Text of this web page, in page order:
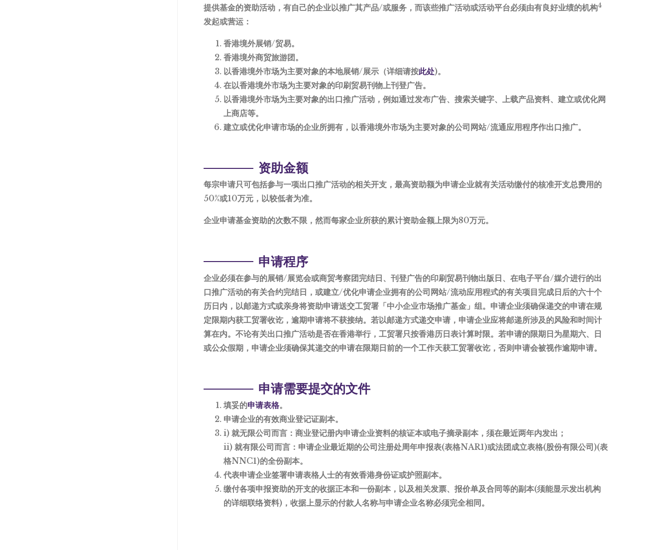
提供基金的资助活动，有自己的企业以推广其产品/或服务，而该些推广活动或活动平台必须由有良好业绩的机构4
发起或营运：
香港境外展销/贸易。
香港境外商贸旅游团。
以香港境外市场为主要对象的本地展销/展示（详细请按此处)。
在以香港境外市场为主要对象的印刷贸易刊物上刊登广告。
以香港境外市场为主要对象的出口推广活动，例如通过发布广告、搜索关键字、上载产品资料、建立或优化网
上商店等。
建立或优化申请市场的企业所拥有，以香港境外市场为主要对象的公司网站/流通应用程序作出口推广。
资助金额
每宗申请只可包括参与一项出口推广活动的相关开支，最高资助额为申请企业就有关活动缴付的核准开支总费用的
50%或10万元，以较低者为准。
企业申请基金资助的次数不限，然而每家企业所获的累计资助金额上限为80万元。
申请程序
企业必须在参与的展销/展览会或商贸考察团完结日、刊登广告的印刷贸易刊物出版日、在电子平台/媒介进行的出
口推广活动的有关合约完结日，或建立/优化申请企业拥有的公司网站/流动应用程式的有关项目完成日后的六十个
历日内，以邮递方式或亲身将资助申请送交工贸署「中小企业市场推广基金」组。申请企业须确保递交的申请在规
定限期内获工贸署收讫，逾期申请将不获接纳。若以邮递方式递交申请，申请企业应将邮递所涉及的风险和时间计
算在内。不论有关出口推广活动是否在香港举行，工贸署只按香港历日表计算时限。若申请的限期日为星期六、日
或公众假期，申请企业须确保其递交的申请在限期日前的一个工作天获工贸署收讫，否则申请会被视作逾期申请。
申请需要提交的文件
填妥的申请表格。
申请企业的有效商业登记证副本。
i) 就无限公司而言：商业登记册内申请企业资料的核证本或电子摘录副本，须在最近两年内发出；
ii) 就有限公司而言：申请企业最近期的公司注册处周年申报表(表格NAR1)或法团成立表格(股份有限公司)(表
格NNC1)的全份副本。
代表申请企业签署申请表格人士的有效香港身份证或护照副本。
缴付各项申报资助的开支的收据正本和一份副本 ，以及相关发票、报价单及合同等的副本(须能显示发出机构
的详细联络资料)，收据上显示的付款人名称与申请企业名称必须完全相同。